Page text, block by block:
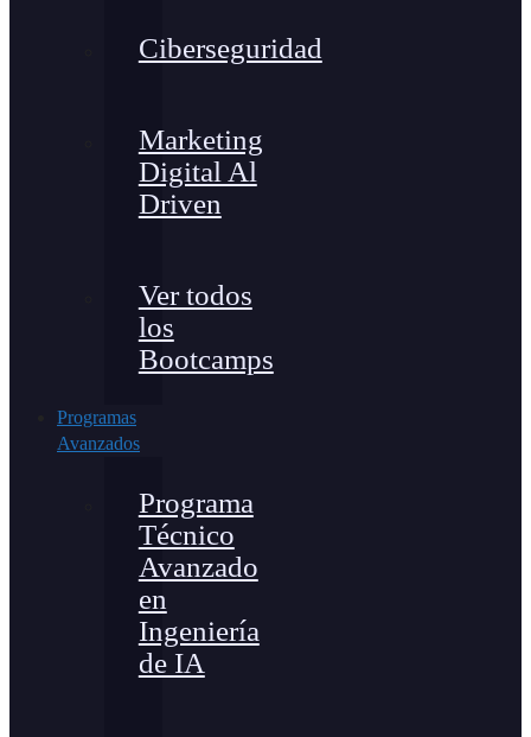
Ciberseguridad
Marketing
Digital Al
Driven
Ver todos
los
Bootcamps
Programas
Avanzados
Programa
Técnico
Avanzado
en
Ingeniería
de IA